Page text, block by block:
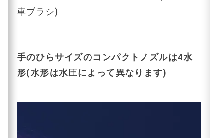
車ブラシ)
手のひらサイズのコンパクトノズルは4水
形(水形は水圧によって異なります)